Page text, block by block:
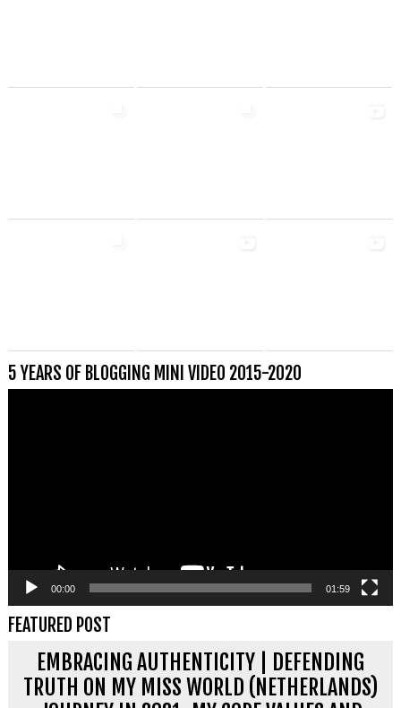
5 YEARS OF BLOGGING MINI VIDEO 2015-2020
00:00 01:59
FEATURED POST
EMBRACING AUTHENTICITY | DEFENDING
TRUTH ON MY MISS WORLD (NETHERLANDS)